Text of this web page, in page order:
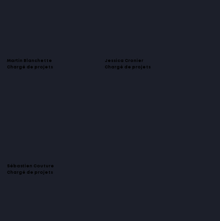
Martin Blanchette
Chargé de projets
Jessica Cronier
Chargé de projets
Sébastien Couture
Chargé de projets